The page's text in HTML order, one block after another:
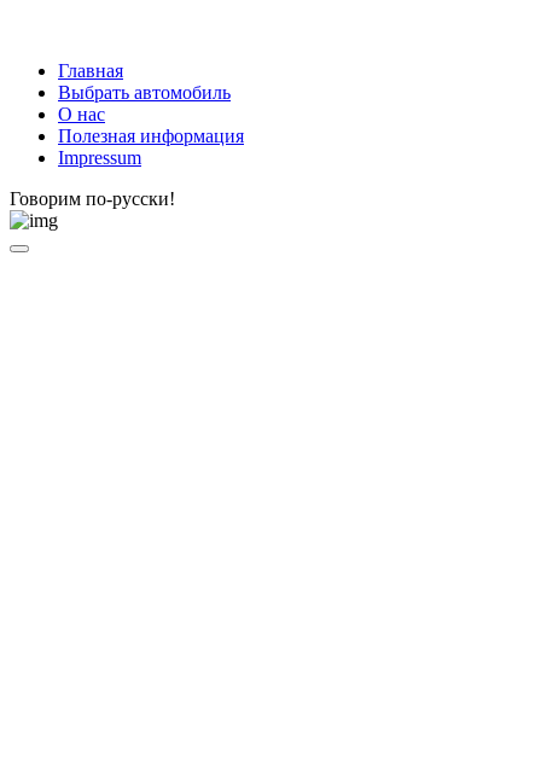
Главная
Выбрать автомобиль
О нас
Полезная информация
Impressum
Говорим по-русски!